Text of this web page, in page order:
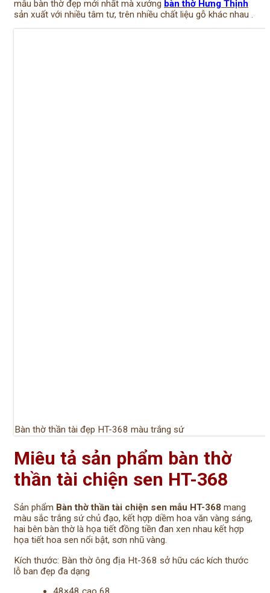
mẫu bàn thờ đẹp mới nhất mà xưởng bàn thờ Hưng Thịnh
sản xuất với nhiều tâm tư, trên nhiều chất liệu gỗ khác nhau .
Bàn thờ thần tài đẹp HT-368 màu trắng sứ
Miêu tả sản phẩm bàn thờ
thần tài chiện sen HT-368
Sản phẩm Bàn thờ thần tài chiện sen mẫu HT-368 mang
màu sắc trắng sứ chủ đạo, kết hợp diềm hoa văn vàng sáng,
hai bên bàn thờ là họa tiết đồng tiền đan xen nhau kết hợp
họa tiết hoa sen nổi bật, sơn nhũ vàng.
Kích thước: Bàn thờ ông địa Ht-368 sở hữu các kích thước
lỗ ban đẹp đa dạng